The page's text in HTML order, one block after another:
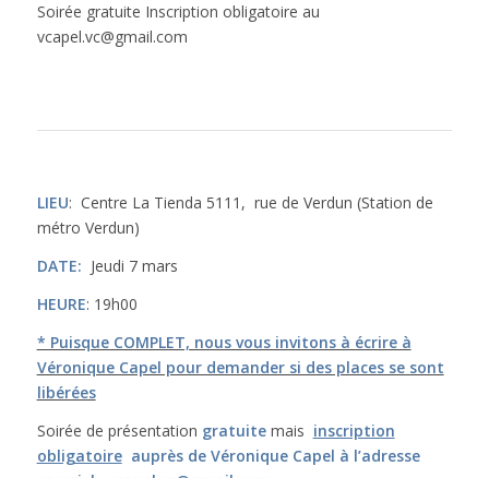
Soirée gratuite Inscription obligatoire au
vcapel.vc@gmail.com
LIEU: Centre La Tienda 5111, rue de Verdun (Station de
métro Verdun)
DATE: Jeudi 7 mars
HEURE: 19h00
* Puisque COMPLET, nous vous invitons à écrire à
Véronique Capel pour demander si des places se sont
libérées
Soirée de présentation gratuitemais inscription
obligatoireauprès de Véronique Capel à l’adresse